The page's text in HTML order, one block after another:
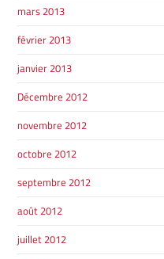
mars 2013
février 2013
janvier 2013
Décembre 2012
novembre 2012
octobre 2012
septembre 2012
août 2012
juillet 2012